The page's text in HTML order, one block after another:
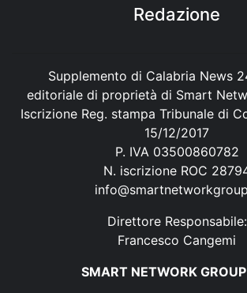
Redazione
Supplemento di Calabria News
editoriale di proprietà di Smart
Iscrizione Reg. stampa Tribunale di
15/12/2017
P. IVA 03500860782
N. iscrizione ROC
Direttore Responsabile:
Francesco Cangemi
SMART NETWORK